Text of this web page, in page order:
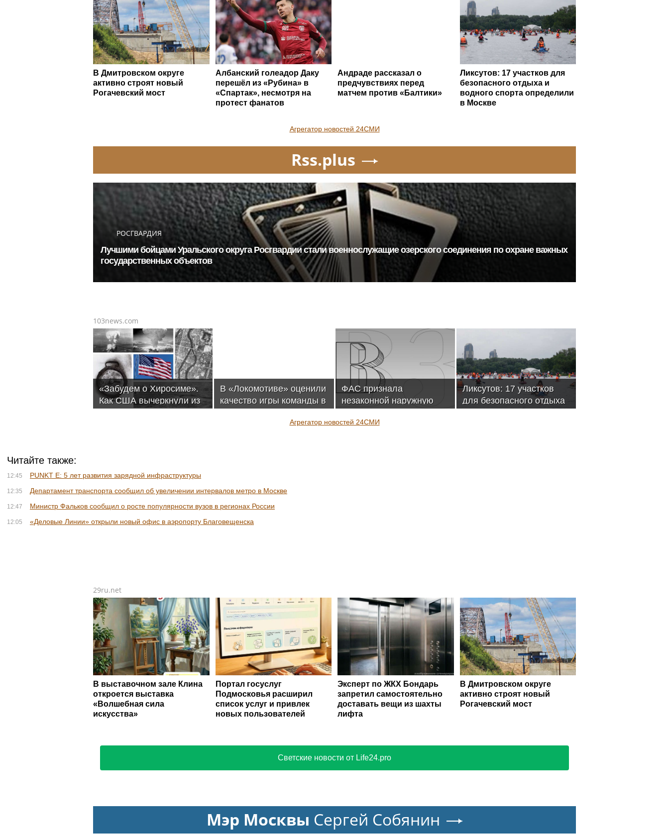
В Дмитровском округе
активно строят новый
Рогачевский мост
Албанский голеадор Даку
перешёл из «Рубина» в
«Спартак», несмотря на
протест фанатов
Андраде рассказал о
предчувствиях перед
матчем против «Балтики»
Ликсутов: 17 участков для
безопасного отдыха и
водного спорта определили
в Москве
Агрегатор новостей 24СМИ
Rss.plus
РОСГВАРДИЯ
Лучшими бойцами Уральского округа Росгвардии стали военнослужащие озерского соединения по охране важных
государственных объектов
103news.com
«Забудем о Хиросиме».
Как США вычеркнули из
В «Локомотиве» оценили
качество игры команды в
ФАС признала
незаконной наружную
«Фонбет ТВ»
Ликсутов: 17 участков
для безопасного отдыха
Агрегатор новостей 24СМИ
Читайте также:
12:45 PUNKT E: 5 лет развития зарядной инфраструктуры
12:35 Департамент транспорта сообщил об увеличении интервалов метро в Москве
12:47 Министр Фальков сообщил о росте популярности вузов в регионах России
12:05 «Деловые Линии» открыли новый офис в аэропорту Благовещенска
29ru.net
В выставочном зале Клина
откроется выставка
«Волшебная сила
искусства»
Портал госуслуг
Подмосковья расширил
список услуг и привлек
новых пользователей
Эксперт по ЖКХ Бондарь
запретил самостоятельно
доставать вещи из шахты
лифта
В Дмитровском округе
активно строят новый
Рогачевский мост
Светские новости от Life24.pro
Мэр Москвы Сергей Собянин